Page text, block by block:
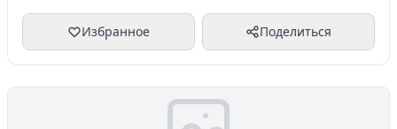
Избранное Поделиться